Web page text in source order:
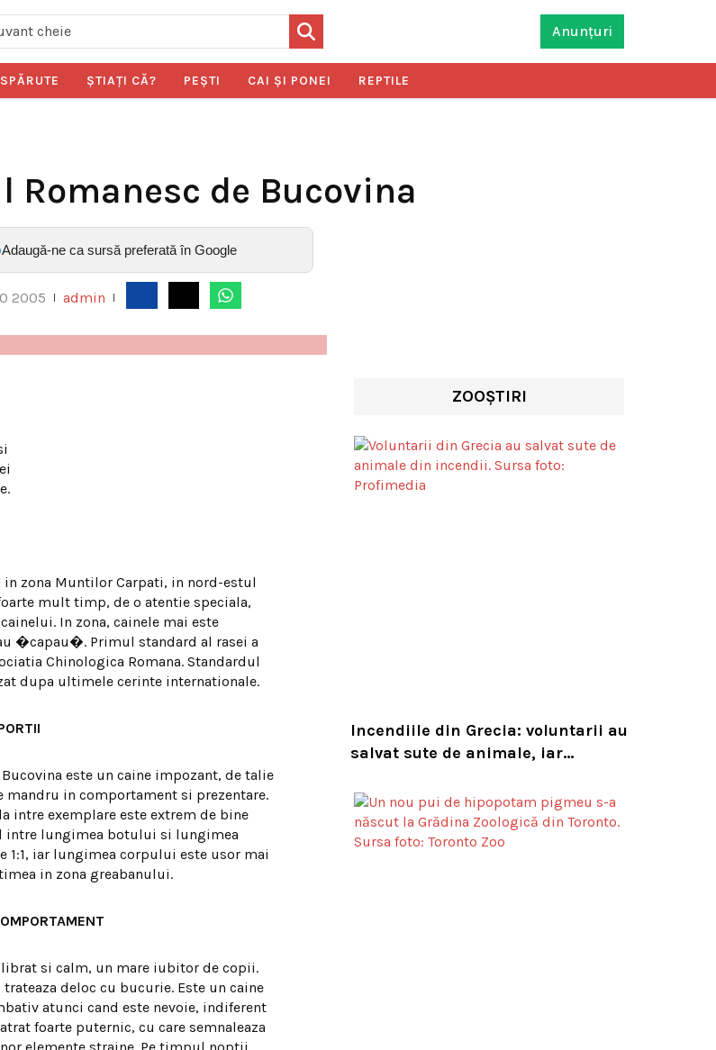
Anunțuri
ŞTIAŢI CĂ? PEŞTI CAI ŞI PONEI REPTILE
Romanesc de Bucovina
Adaugă-ne ca sursă preferată în Google
2005 admin
in zona Muntilor Carpati, in nord-estul
mult timp, de o atentie speciala,
In zona, cainele mai este
�capau�. Primul standard al rasei a
Chinologica Romana. Standardul
dupa ultimele cerinte internationale.
este un caine impozant, de talie
mandru in comportament si prezentare.
intre exemplare este extrem de bine
intre lungimea botului si lungimea
1:1, iar lungimea corpului este usor mai
in zona greabanului.
si calm, un mare iubitor de copii.
deloc cu bucurie. Este un caine
atunci cand este nevoie, indiferent
foarte puternic, cu care semnaleaza
ZOOȘTIRI
Incendiile din Grecia: voluntarii au
salvat sute de animale, iar
de intervenție